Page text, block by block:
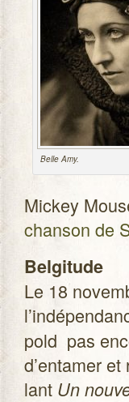
Belle Amy.
Mickey
chan­son de
Bel­gi­tude
Le 18
pold pas
d’entamer
lant Un